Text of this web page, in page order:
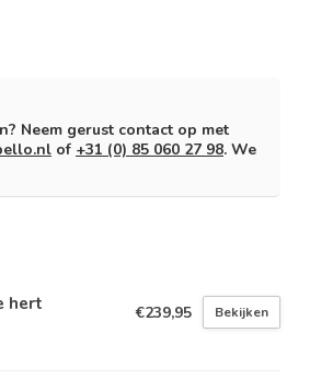
Neem gerust contact op met
of +31 (0) 85 060 27 98. We
hert €239,95 Bekijken